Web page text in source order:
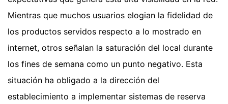
Mientras que muchos usuarios elogian la fidelidad de
los productos servidos respecto a lo mostrado en
internet, otros señalan la saturación del local durante
los fines de semana como un punto negativo. Esta
situación ha obligado a la dirección del
establecimiento a implementar sistemas de reserva